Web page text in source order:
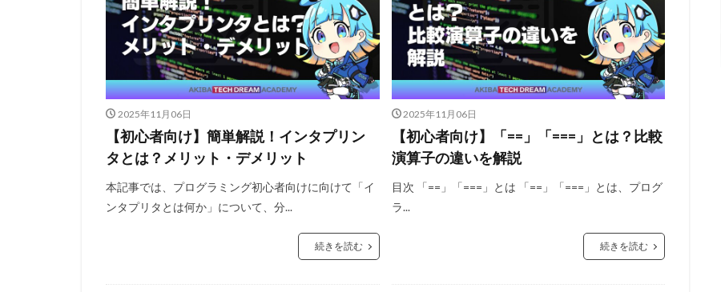
2025年11月06日
【初心者向け】簡単解説！インタプリン
タとは？メリット・デメリット
本記事では、プログラミング初心者向けに向けて「イ
ンタプリタとは何か」について、分...
続きを読む
2025年11月06日
【初心者向け】「==」「===」とは？比較
演算子の違いを解説
目次 「==」「===」とは 「==」「===」とは、プログ
ラ...
続きを読む